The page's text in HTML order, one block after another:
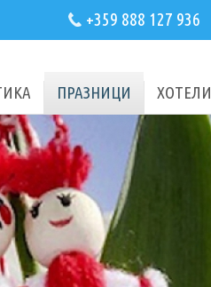
+359 888 127 936
ПРАЗНИЦИ ХОТЕЛИ